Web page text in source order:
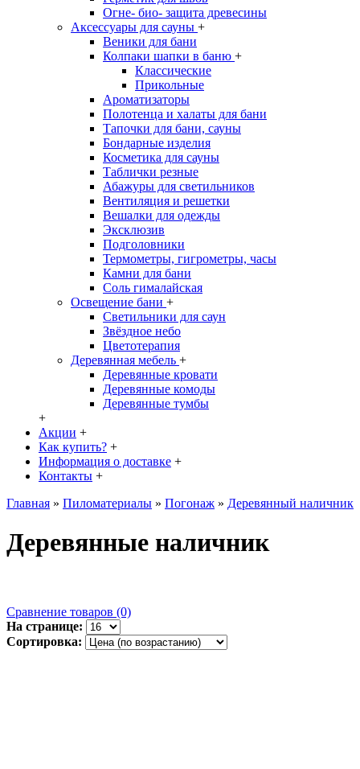
Огне- био- защита древесины
Аксессуары для сауны +
Веники для бани
Колпаки шапки в баню +
Классические
Прикольные
Ароматизаторы
Полотенца и халаты для бани
Тапочки для бани, сауны
Бондарные изделия
Косметика для сауны
Таблички резные
Абажуры для светильников
Вентиляция и решетки
Вешалки для одежды
Эксклюзив
Подголовники
Термометры, гигрометры, часы
Камни для бани
Соль гималайская
Освещение бани +
Светильники для саун
Звёздное небо
Цветотерапия
Деревянная мебель +
Деревянные кровати
Деревянные комоды
Деревянные тумбы
+
Акции +
Как купить? +
Информация о доставке +
Контакты +
Главная » Пиломатериалы » Погонаж » Деревянный наличник
Деревянные наличник
Сравнение товаров (0)
На странице:
Сортировка: